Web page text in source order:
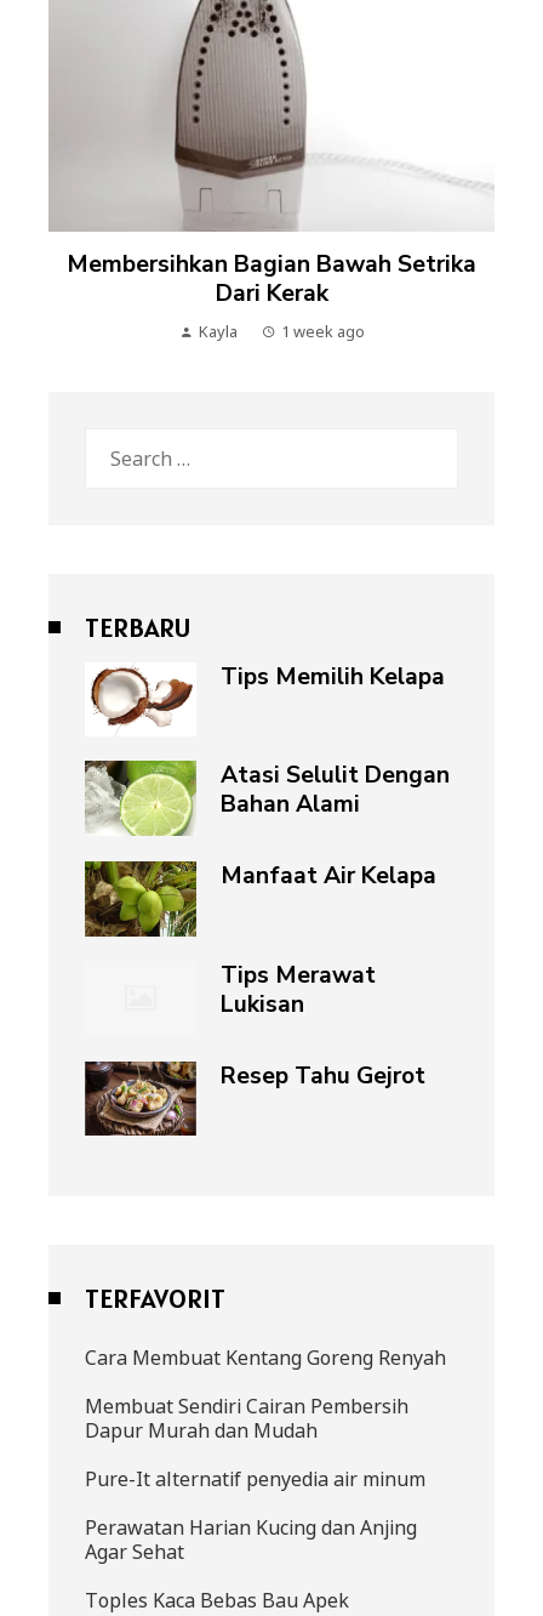
Membersihkan Bagian Bawah Setrika
Dari Kerak
Kayla 1 week ago
for:
TERBARU
Tips Memilih Kelapa
Atasi Selulit Dengan
Bahan Alami
Manfaat Air Kelapa
Tips Merawat
Lukisan
Resep Tahu Gejrot
TERFAVORIT
Cara Membuat Kentang Goreng Renyah
Membuat Sendiri Cairan Pembersih
Dapur Murah dan Mudah
Pure-It alternatif penyedia air minum
Perawatan Harian Kucing dan Anjing
Agar Sehat
Toples Kaca Bebas Bau Apek